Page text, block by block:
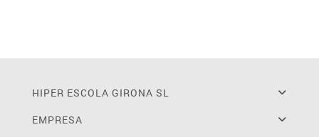
HIPER ESCOLA GIRONA SL
EMPRESA